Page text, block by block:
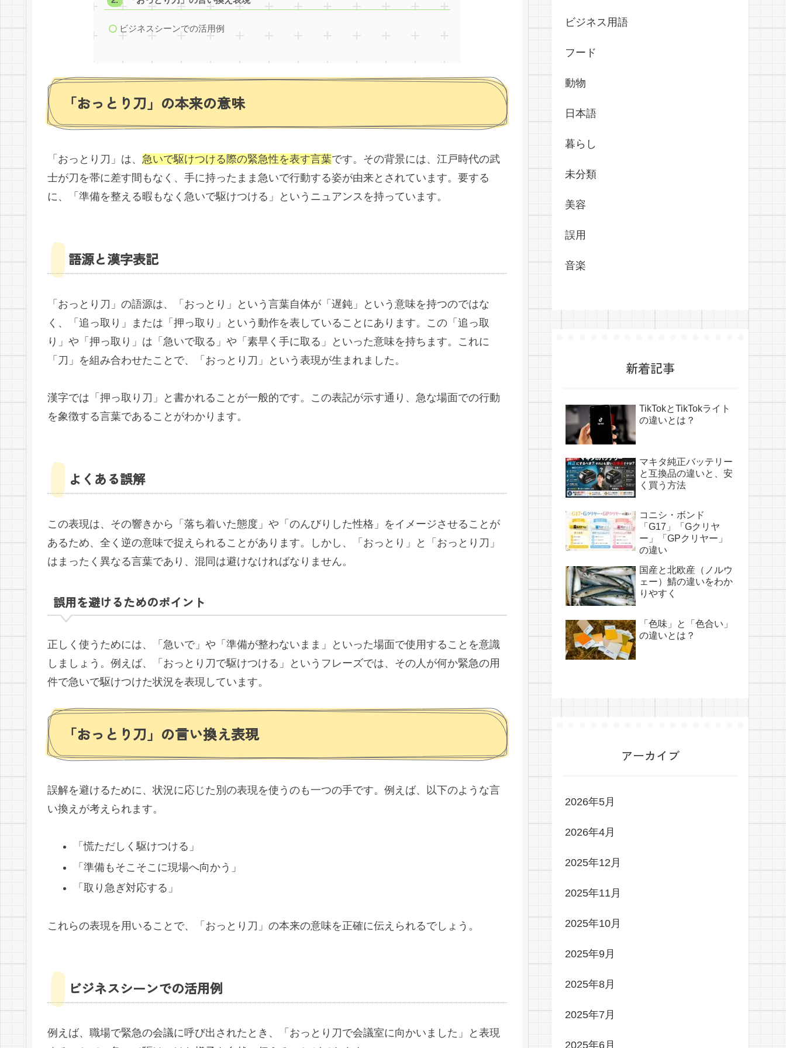
ビジネスシーンでの活用例
「おっとり刀」の本来の意味
「おっとり刀」は、 急いで駆けつける際の緊急性を表す言葉です。その背景には、江戸時代の武
士が刀を帯に差す間もなく、手に持ったまま急いで行動する姿が由来とされています。要する
に、「準備を整える暇もなく急いで駆けつける」というニュアンスを持っています。
語源と漢字表記
「おっとり刀」の語源は、「おっとり」という言葉自体が「遅鈍」という意味を持つのではな
く、「追っ取り」または「押っ取り」という動作を表していることにあります。この「追っ取
り」や「押っ取り」は「急いで取る」や「素早く手に取る」といった意味を持ちます。これに
「刀」を組み合わせたことで、「おっとり刀」という表現が生まれました。
漢字では「押っ取り刀」と書かれることが一般的です。この表記が示す通り、急な場面での行動
を象徴する言葉であることがわかります。
よくある誤解
この表現は、その響きから「落ち着いた態度」や「のんびりした性格」をイメージさせることが
あるため、全く逆の意味で捉えられることがあります。しかし、「おっとり」と「おっとり刀」
はまったく異なる言葉であり、混同は避けなければなりません。
誤用を避けるためのポイント
正しく使うためには、「急いで」や「準備が整わないまま」といった場面で使用することを意識
しましょう。例えば、「おっとり刀で駆けつける」というフレーズでは、その人が何か緊急の用
件で急いで駆けつけた状況を表現しています。
「おっとり刀」の言い換え表現
誤解を避けるために、状況に応じた別の表現を使うのも一つの手です。例えば、以下のような言
い換えが考えられます。
「慌ただしく駆けつける」
「準備もそこそこに現場へ向かう」
「取り急ぎ対応する」
これらの表現を用いることで、「おっとり刀」の本来の意味を正確に伝えられるでしょう。
ビジネスシーンでの活用例
例えば、職場で緊急の会議に呼び出されたとき、「おっとり刀で会議室に向かいました」と表現
ビジネス用語
フード
動物
日本語
暮らし
未分類
美容
誤用
音楽
新着記事
TikTokとTikTokライト
の違いとは？
マキタ純正バッテリー
と互換品の違いと、安
く買う方法
コニシ・ボンド
「G17」「Gクリヤ
ー」「GPクリヤー」
の違い
国産と北欧産（ノルウ
ェー）鯖の違いをわか
りやすく
「色味」と「色合い」
の違いとは？
アーカイブ
2026年5月
2026年4月
2025年12月
2025年11月
2025年10月
2025年9月
2025年8月
2025年7月
2025年6月